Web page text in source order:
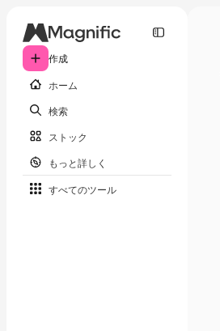
作成
ホーム
検索
ストック
もっと詳しく
すべてのツール